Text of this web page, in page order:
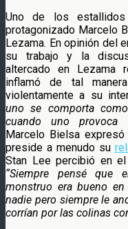
Uno de los
protagonizado Marcelo
Lezama. En opinión del
su trabajo y la
altercado en Lezama
inflamó de tal
violentamente a su
uno se comporta
cuando uno provoca
Marcelo Bielsa
preside a menudo su
Stan Lee percibió en
“Siempre pensé que
monstruo era bueno
nadie pero siempre le
corrían por las colinas